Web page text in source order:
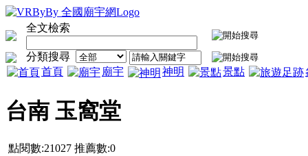
全文檢索
分類搜尋
首頁
廟宇 神明 景點
台南 玉窩堂
點閱數:21027 推薦數:0